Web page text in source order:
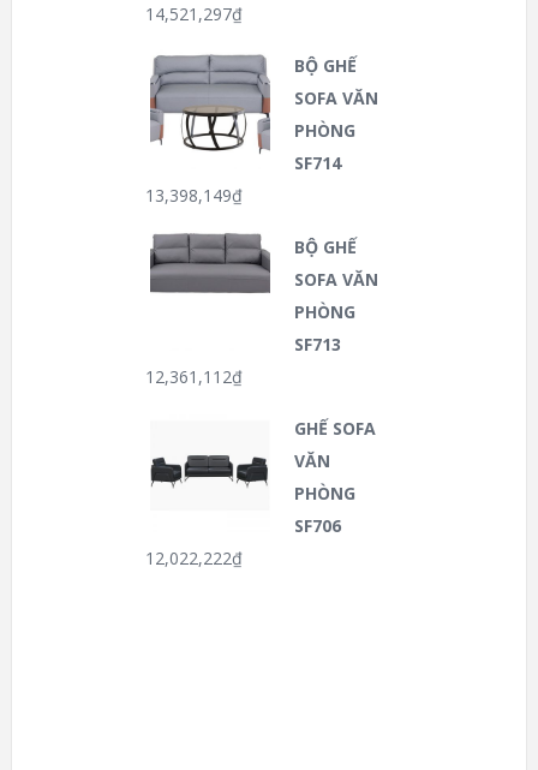
14,521,297₫
BỘ GHẾ
SOFA VĂN
PHÒNG
SF714
13,398,149₫
BỘ GHẾ
SOFA VĂN
PHÒNG
SF713
12,361,112₫
GHẾ SOFA
VĂN
PHÒNG
SF706
12,022,222₫